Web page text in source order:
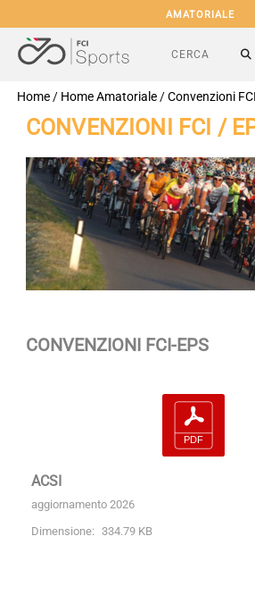
AMATORIALE
Home/ Home Amatoriale/Convenzioni
CONVENZIONI FCI /
CONVENZIONI FCI-EPS
ACSI
aggiornamento 2026
Dimensione: 334.79 KB